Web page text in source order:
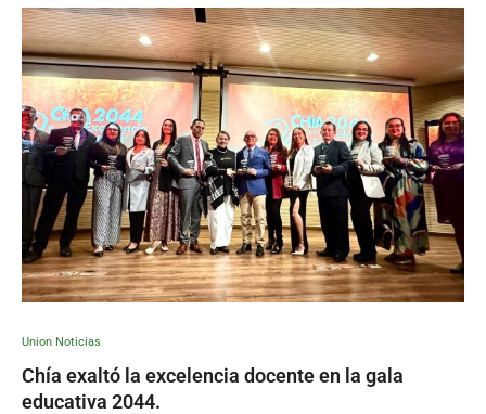
Union Noticias
Chía exaltó la excelencia docente en la gala
educativa 2044.